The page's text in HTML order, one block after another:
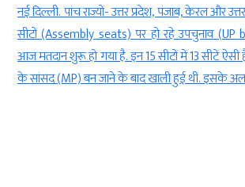
नई दिल्ली. पांच राज्यों- उत्तर प्रदेश, पंजाब, केरल और
सीटों (Assembly seats) पर हो रहे उपचुनाव
आज मतदान शुरू हो गया है. इन 15 सीटों में 13 सीटें ऐसी
के सांसद (MP) बन जाने के बाद खाली हुई थीं. इसके